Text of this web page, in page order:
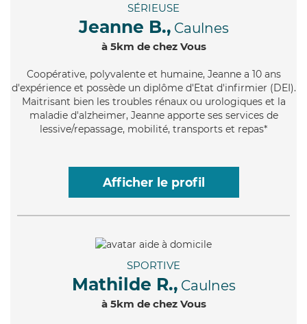
SÉRIEUSE
Jeanne B., Caulnes
à 5km de chez Vous
Coopérative, polyvalente et humaine, Jeanne a 10 ans
d'expérience et possède un diplôme d'Etat d'infirmier (DEI).
Maitrisant bien les troubles rénaux ou urologiques et la
maladie d'alzheimer, Jeanne apporte ses services de
lessive/repassage, mobilité, transports et repas*
Afficher le profil
SPORTIVE
Mathilde R., Caulnes
à 5km de chez Vous